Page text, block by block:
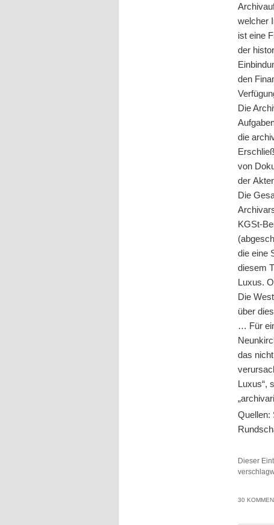
welcher
ist eine
der
den
Die
die
von
der
Die
KGSt-
die eine
diesem
Luxus.
Die
über
… Für
das
Luxus“,
Quellen:
Dieser
30